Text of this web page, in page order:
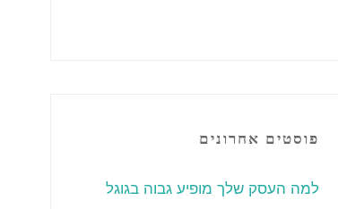
פוסטים אחרונים
למה העסק שלך מופיע גבוה בגוגל